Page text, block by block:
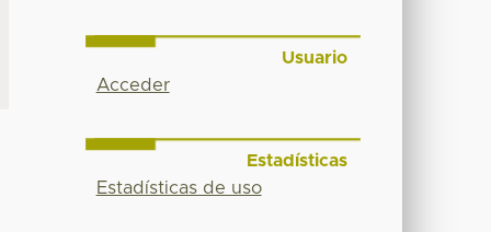
Usuario
Acceder
Estadísticas
Estadísticas de uso